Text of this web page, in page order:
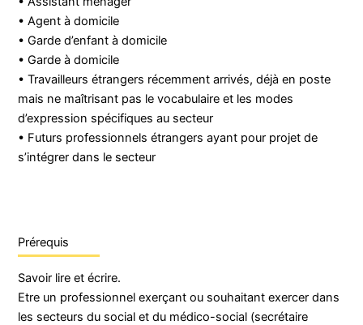
• Agent à domicile
• Garde d’enfant à domicile
• Garde à domicile
• Travailleurs étrangers récemment arrivés, déjà en poste
mais ne maîtrisant pas le vocabulaire et les modes
d’expression spécifiques au secteur
• Futurs professionnels étrangers ayant pour projet de
s’intégrer dans le secteur
Prérequis
Savoir lire et écrire.
Etre un professionnel exerçant ou souhaitant exercer dans
les secteurs du social et du médico-social (secrétaire